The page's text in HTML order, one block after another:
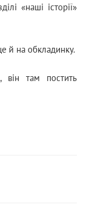
«наші історії»
й на обкладинку.
він там постить